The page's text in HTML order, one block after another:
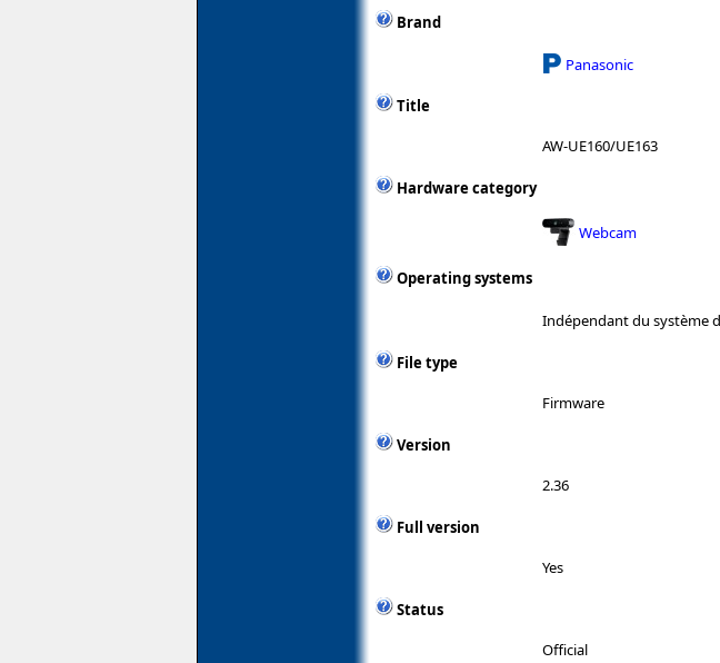
Brand
Panasonic
Title
AW-UE160/UE163
Hardware category
Webcam
Operating systems
Indépendant du système
File type
Firmware
Version
2.36
Full version
Yes
Status
Official